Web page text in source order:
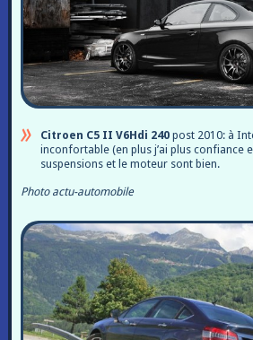
Citroen C5 II V6Hdi 240 post 2010: à
inconfortable (en plus j’ai plus confiance
suspensions et le moteur sont bien.
Photo actu-automobile